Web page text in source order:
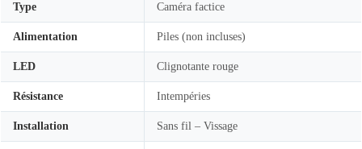
Type Caméra factice
Alimentation Piles (non incluses)
LED Clignotante rouge
Résistance Intempéries
Installation Sans fil – Vissage